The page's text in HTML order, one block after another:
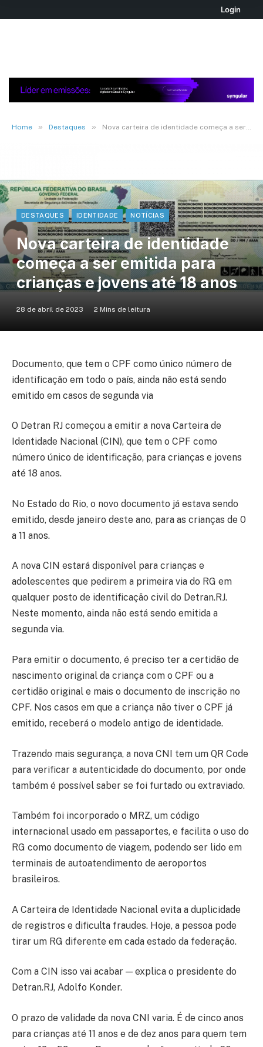
Login
Home » Destaques » Nova carteira de identidade começa a ser emitida para crianças e jovens até 18 anos
DESTAQUES IDENTIDADE NOTÍCIAS
Nova carteira de identidade
começa a ser emitida para
crianças e jovens até 18 anos
28 de abril de 2023 2 Mins de leitura
Documento, que tem o CPF como único número de
identificação em todo o país, ainda não está sendo
emitido em casos de segunda via
O Detran RJ começou a emitir a nova Carteira de
Identidade Nacional (CIN), que tem o CPF como
número único de identificação, para crianças e jovens
até 18 anos.
No Estado do Rio, o novo documento já estava sendo
emitido, desde janeiro deste ano, para as crianças de 0
a 11 anos.
A nova CIN estará disponível para crianças e
adolescentes que pedirem a primeira via do RG em
qualquer posto de identificação civil do Detran.RJ.
Neste momento, ainda não está sendo emitida a
segunda via.
Para emitir o documento, é preciso ter a certidão de
nascimento original da criança com o CPF ou a
certidão original e mais o documento de inscrição no
CPF. Nos casos em que a criança não tiver o CPF já
emitido, receberá o modelo antigo de identidade.
Trazendo mais segurança, a nova CNI tem um QR Code
para verificar a autenticidade do documento, por onde
também é possível saber se foi furtado ou extraviado.
Também foi incorporado o MRZ, um código
internacional usado em passaportes, e facilita o uso do
RG como documento de viagem, podendo ser lido em
terminais de autoatendimento de aeroportos
brasileiros.
A Carteira de Identidade Nacional evita a duplicidade
de registros e dificulta fraudes. Hoje, a pessoa pode
tirar um RG diferente em cada estado da federação.
Com a CIN isso vai acabar — explica o presidente do
Detran.RJ, Adolfo Konder.
O prazo de validade da nova CNI varia. É de cinco anos
para crianças até 11 anos e de dez anos para quem tem